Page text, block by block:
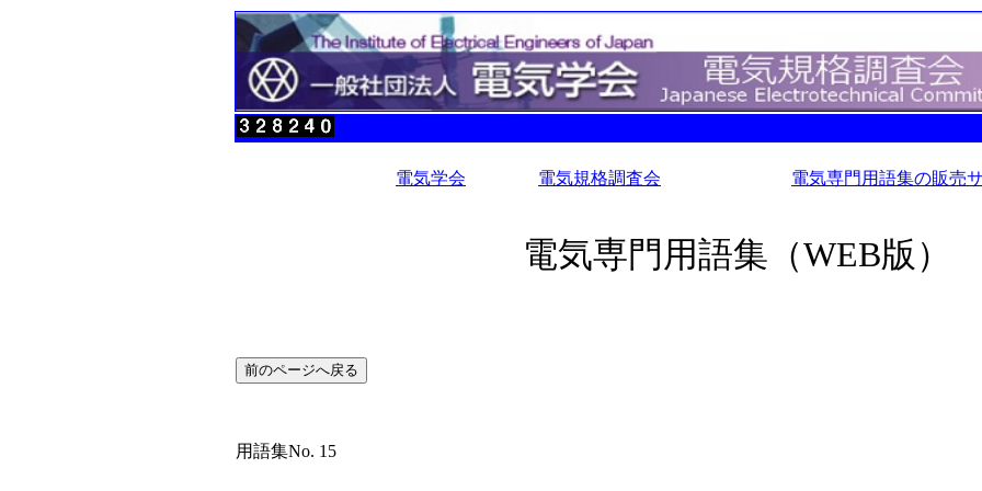
電気学会 電気規格調査会 電気専門用語集の販売
電気専門用語集（WEB版）
用語集No. 15